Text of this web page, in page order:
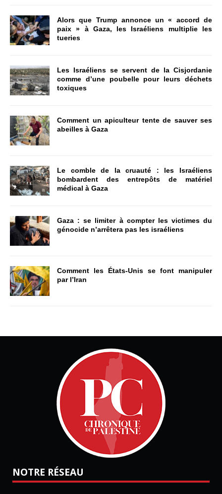
Alors que Trump annonce un « accord de
paix » à Gaza, les Israéliens multiplie les
tueries
Les Israéliens se servent de la Cisjordanie
comme d’une poubelle pour leurs déchets
toxiques
Comment un apiculteur tente de sauver ses
abeilles à Gaza
Le comble de la cruauté : les Israéliens
bombardent des entrepôts de matériel
médical à Gaza
Gaza : se limiter à compter les victimes du
génocide n’arrêtera pas les israéliens
Comment les États-Unis se font manipuler
par l’Iran
NOTRE RÉSEAU